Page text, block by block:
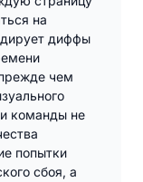
на
диффы
чем
команды не
попытки
сбоя, а